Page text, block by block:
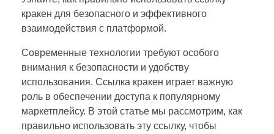
кракен для безопасного и эффективного
взаимодействия с платформой.
Современные технологии требуют особого
внимания к безопасности и удобству
использования. Ссылка кракен играет важную
роль в обеспечении доступа к популярному
маркетплейсу. В этой статье мы рассмотрим, как
правильно использовать эту ссылку, чтобы